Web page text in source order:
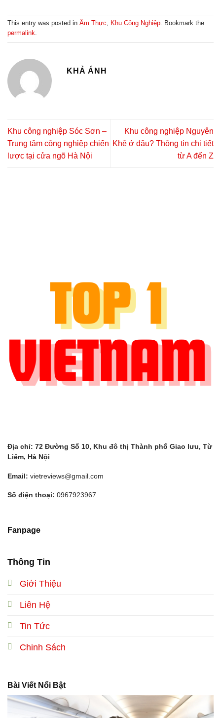
This entry was posted in Ẩm Thực, Khu Công Nghiệp. Bookmark the
permalink.
KHẢ ÁNH
Khu công nghiệp Sóc Sơn –
Trung tâm công nghiệp chiến
lược tại cửa ngõ Hà Nội
Khu công nghiệp Nguyên
Khê ở đâu? Thông tin chi tiết
từ A đến Z
Địa chỉ: 72 Đường Số 10, Khu đô thị Thành phố Giao lưu, Từ
Liêm, Hà Nội
Email: vietreviews@gmail.com
Số điện thoại: 0967923967
Thông Tin
Giới Thiệu
Liên Hệ
Tin Tức
Chinh Sách
Bài Viết Nổi Bật
Fanpage